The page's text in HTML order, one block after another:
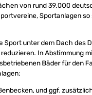
von rund 39.000
Sportanlagen
unter dem Dach des
In Abstimmung
Bäder für den
und ggf.